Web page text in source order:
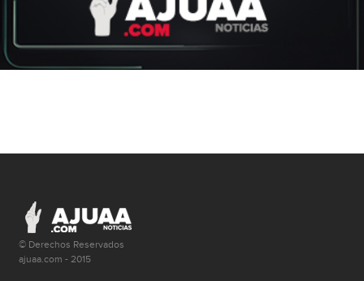
© Derechos Reservados
ajuaa.com - 2015